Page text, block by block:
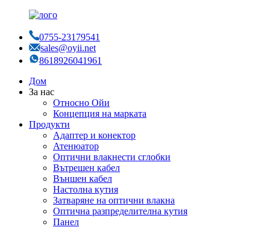
0755-23179541
sales@oyii.net
8618926041961
Дом
За нас
Относно Ойи
Концепция на марката
Продукти
Адаптер и конектор
Атенюатор
Оптични влакнести сглобки
Вътрешен кабел
Външен кабел
Настолна кутия
Затваряне на оптични влакна
Оптична разпределителна кутия
Панел